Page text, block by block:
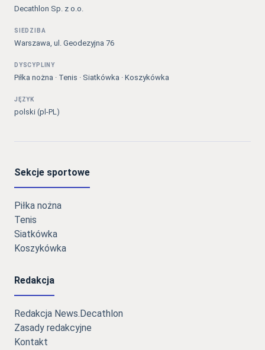
Decathlon Sp. z o.o.
SIEDZIBA
Warszawa, ul. Geodezyjna 76
DYSCYPLINY
Piłka nożna · Tenis · Siatkówka · Koszykówka
JĘZYK
polski (pl-PL)
Sekcje sportowe
Piłka nożna
Tenis
Siatkówka
Koszykówka
Redakcja
Redakcja News.Decathlon
Zasady redakcyjne
Kontakt